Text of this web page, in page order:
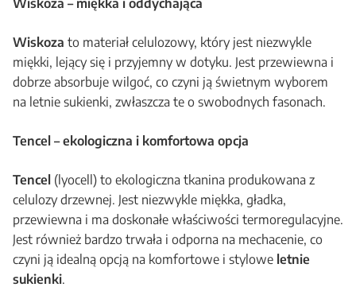
Wiskoza – miękka i oddychająca
Wiskoza to materiał celulozowy, który jest niezwykle
miękki, lejący się i przyjemny w dotyku. Jest przewiewna i
dobrze absorbuje wilgoć, co czyni ją świetnym wyborem
na letnie sukienki, zwłaszcza te o swobodnych fasonach.
Tencel – ekologiczna i komfortowa opcja
Tencel (lyocell) to ekologiczna tkanina produkowana z
celulozy drzewnej. Jest niezwykle miękka, gładka,
przewiewna i ma doskonałe właściwości termoregulacyjne.
Jest również bardzo trwała i odporna na mechacenie, co
czyni ją idealną opcją na komfortowe i stylowe letnie
sukienki.